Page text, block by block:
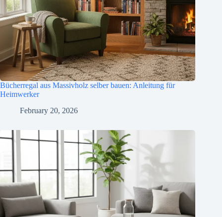
Bücherregal aus Massivholz selber bauen: Anleitung für
Heimwerker
February 20, 2026